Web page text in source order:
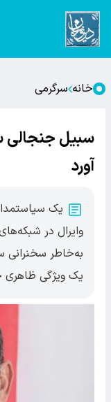
خانه سرگرمی
سبیل جنجالی
آورد
یک
وایرال در
به‌خاطر سخنرانی
یک ویژگی ظاهری